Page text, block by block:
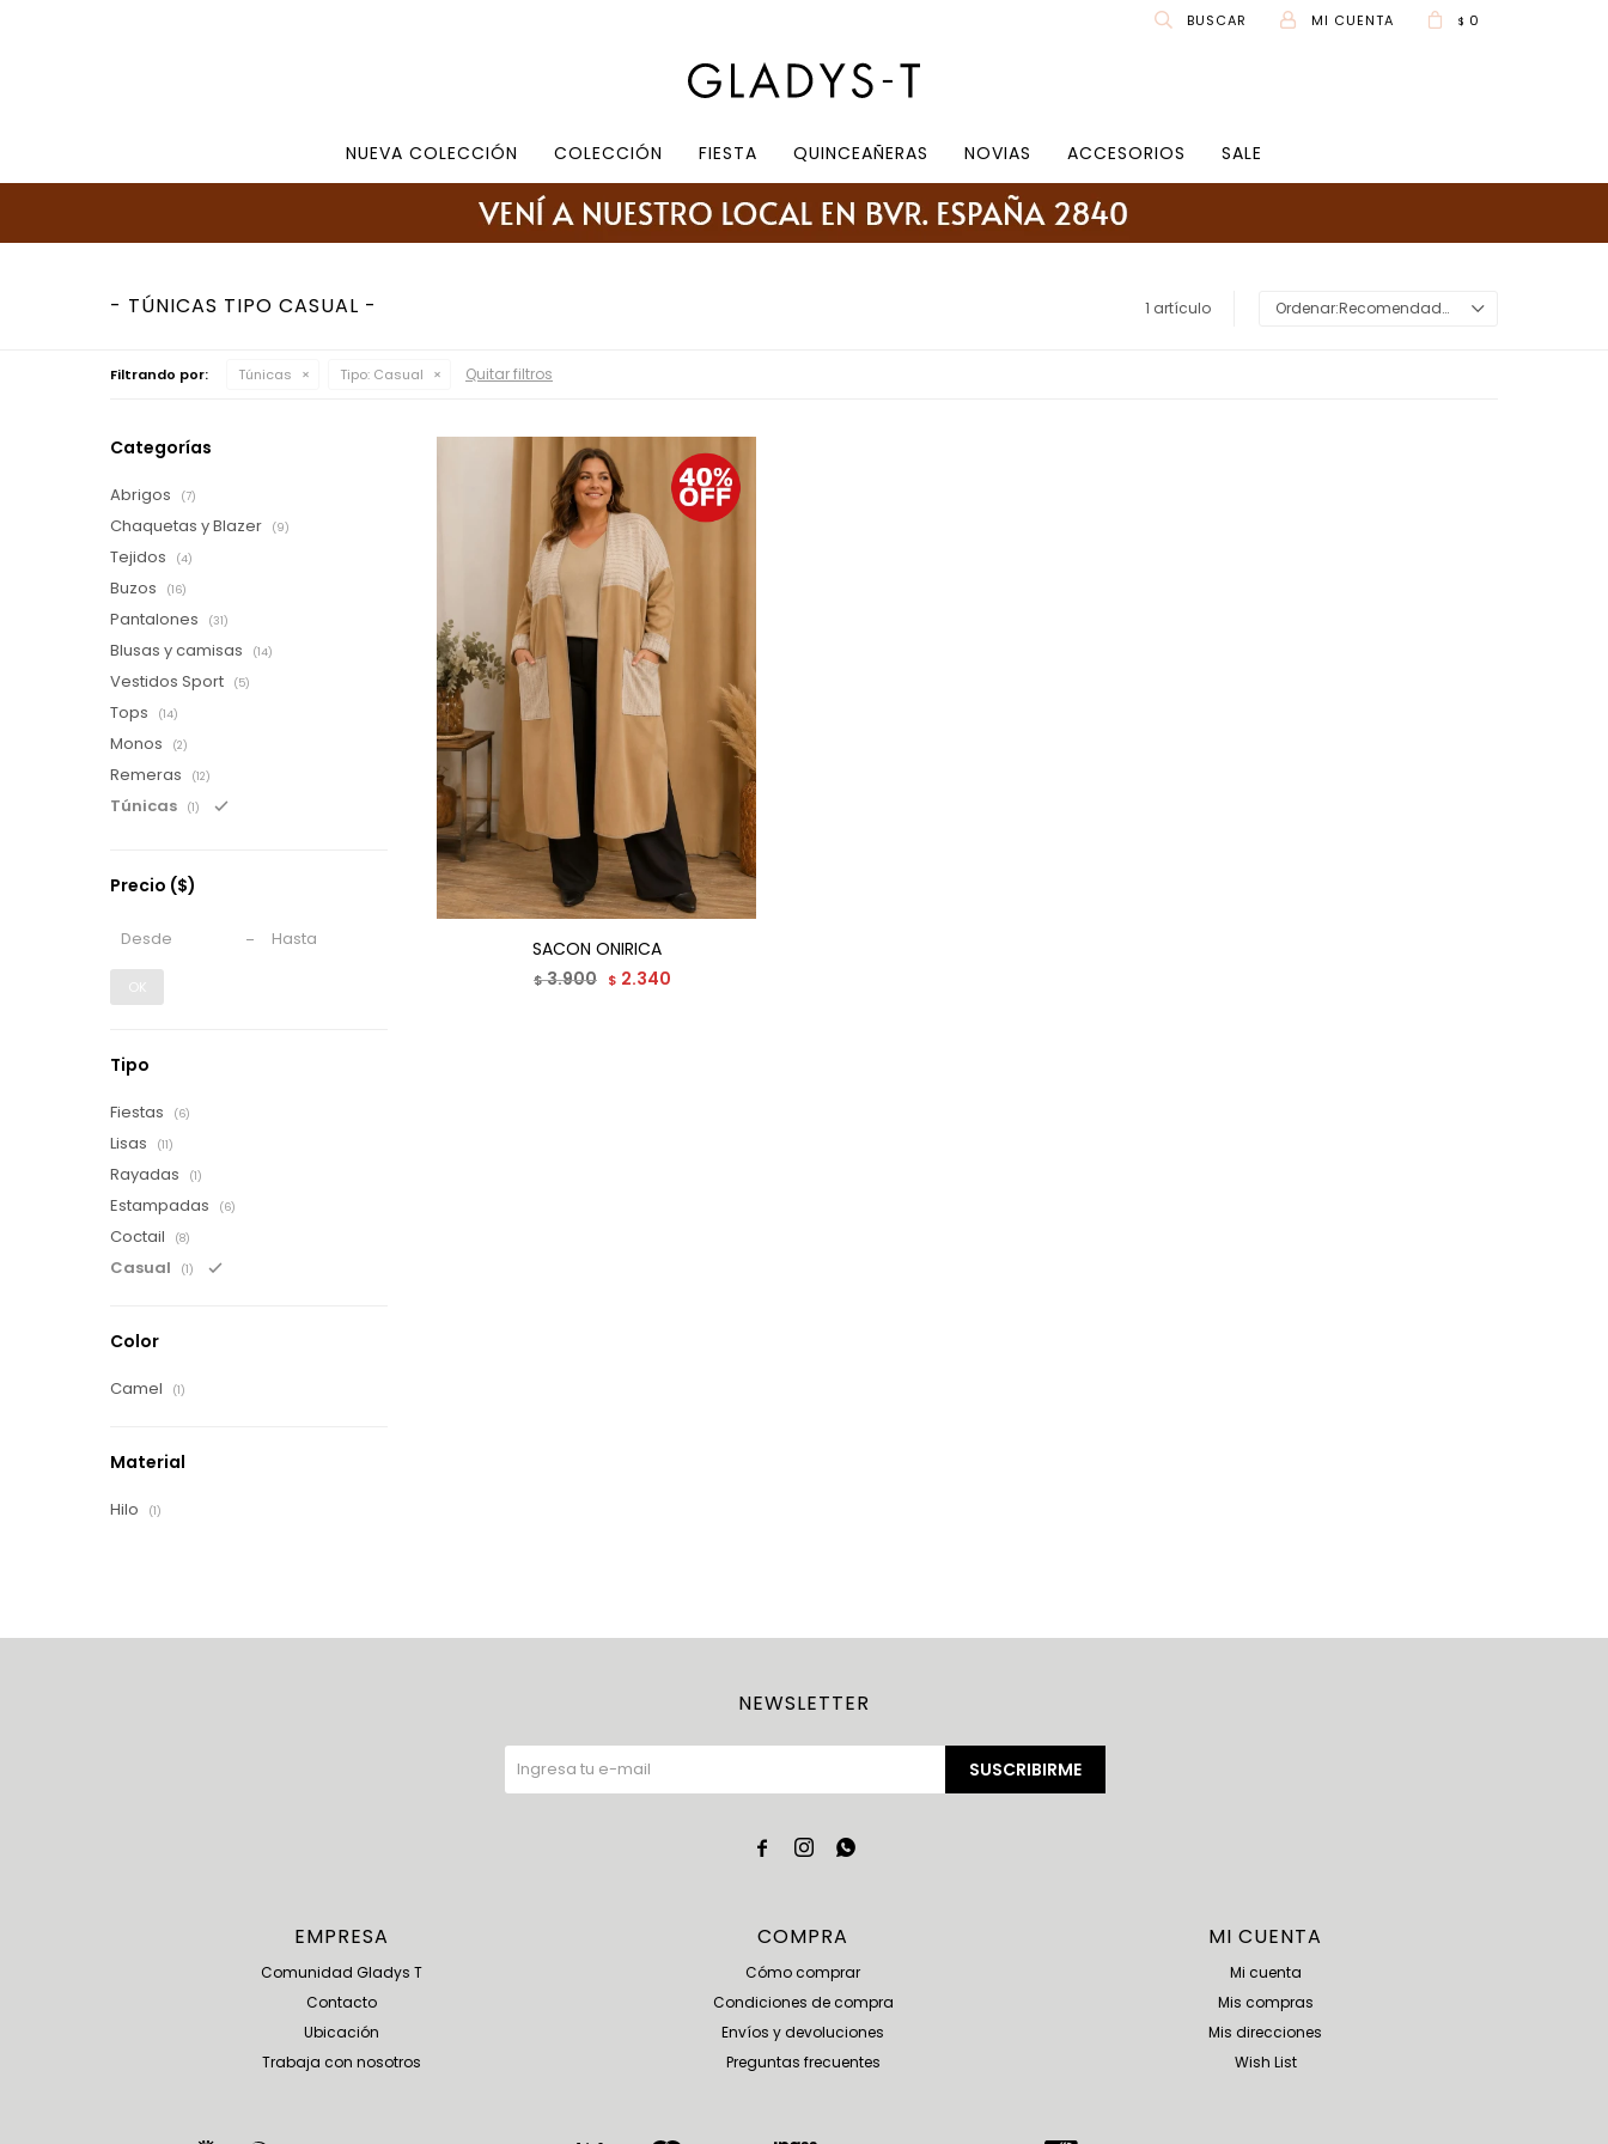
NUEVA COLECCIÓN COLECCIÓN FIESTA QUINCEAÑERAS NOVIAS ACCESORIOS SALE
$ 0
TÚNICAS TIPO CASUAL 1 artículo Recomendados
Filtrando por: Túnicas Tipo: Casual Quitar filtros
SACON ONIRICA
$3.900 $ 2.340
Categorías
Abrigos (7)
Chaquetas y Blazer (9)
Tejidos (4)
Buzos (16)
Pantalones (31)
Blusas y camisas (14)
Vestidos Sport (5)
Tops (14)
Monos (2)
Remeras (12)
Túnicas (1)
Precio ($)
OK
Tipo
Fiestas (6)
Lisas (11)
Rayadas (1)
Estampadas (6)
Coctail (8)
Casual (1)
Color
Camel (1)
Material
Hilo (1)
EMPRESA
Comunidad Gladys T
Contacto
Ubicación
Trabaja con nosotros
COMPRA
Cómo comprar
Condiciones de compra
Envíos y devoluciones
Preguntas frecuentes
MI CUENTA
Mi cuenta
Mis compras
Mis direcciones
Wish List
NEWSLETTER
SUSCRIBIRME
  